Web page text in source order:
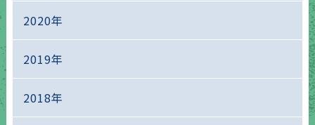
2020年
2019年
2018年